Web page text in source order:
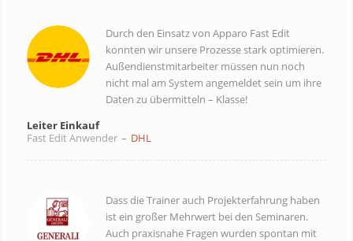
Durch den Einsatz von Apparo Fast Edit
konnten wir unsere Prozesse stark optimieren.
Außendienstmitarbeiter müssen nun noch
nicht mal am System angemeldet sein um ihre
Daten zu übermitteln – Klasse!
Leiter Einkauf
Fast Edit Anwender – DHL
Dass die Trainer auch Projekterfahrung haben
ist ein großer Mehrwert bei den Seminaren.
Auch praxisnahe Fragen wurden spontan mit